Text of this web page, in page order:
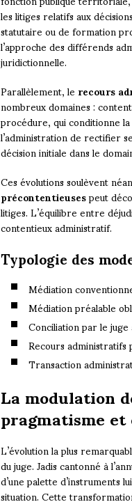
les litiges relatifs aux
statutaire ou de formation
l’approche des différends
juridictionnelle.
Parallèlement, lerecours
nombreux domaines :
procédure, qui conditionne
l’administration de rectifier
décision initiale dans le
Ces évolutions soulèvent
précontentieusespeut
litiges. L’équilibre entre
contentieux administratif.
Typologie des
Médiation
Médiation préalable
Conciliation par le
Recours
Transaction
La modulation
pragmatisme
L’évolution la plus
du juge. Jadis cantonné à
d’une palette d’instruments
situation. Cette